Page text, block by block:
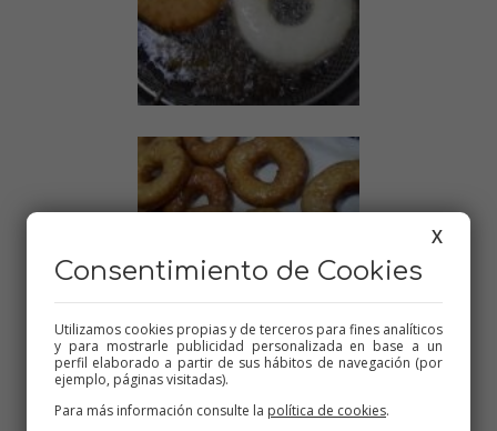
X
Consentimiento de Cookies
Utilizamos cookies propias y de terceros para fines analíticos
y para mostrarle publicidad personalizada en base a un
perfil elaborado a partir de sus hábitos de navegación (por
ejemplo, páginas visitadas).
Para más información consulte la política de cookies.